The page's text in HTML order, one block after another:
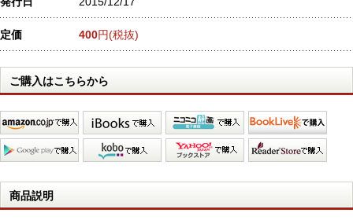
定価 400円(税抜)
ご購入はこちらから
商品説明